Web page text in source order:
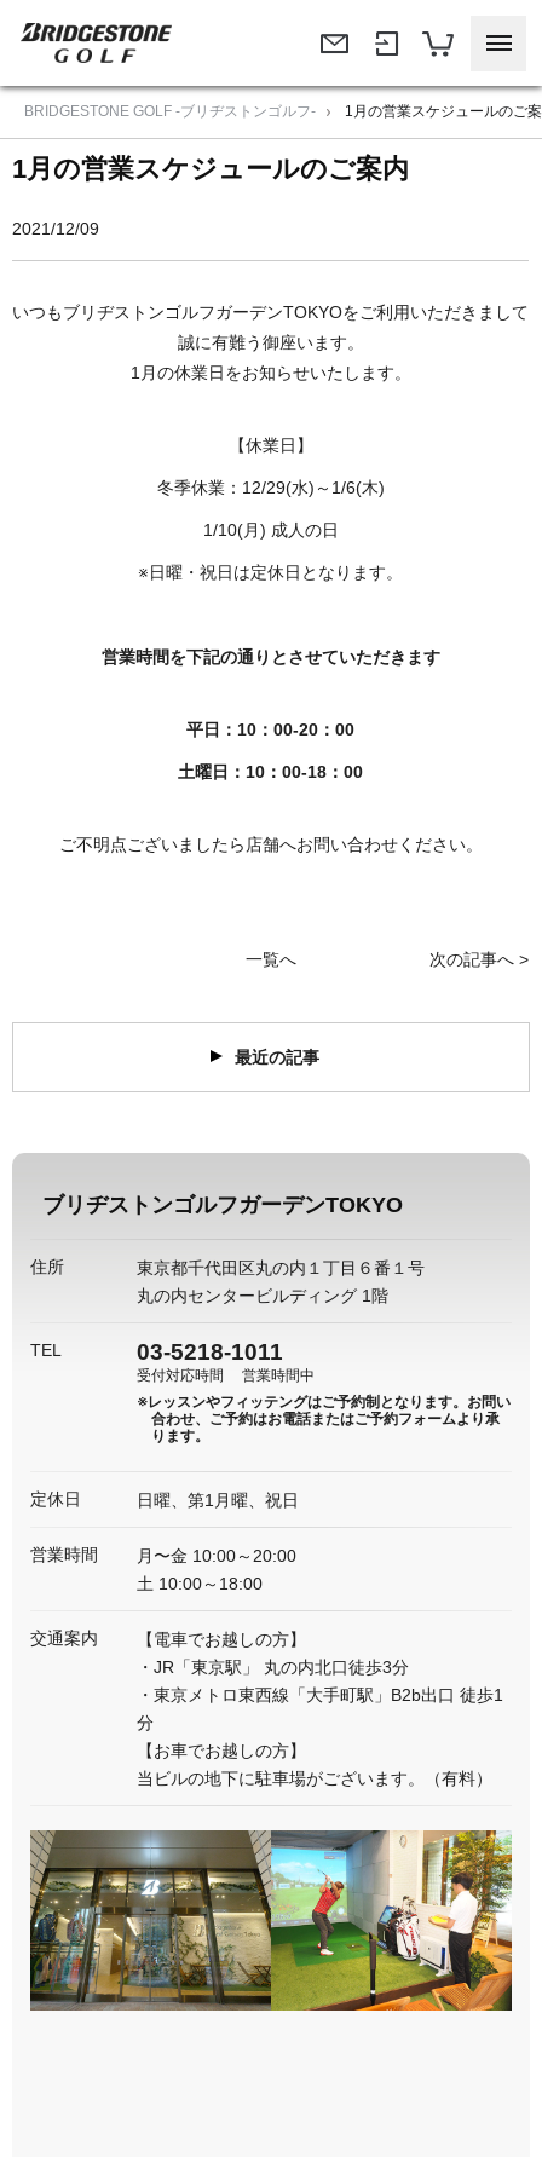
BRIDGESTONE GOLF -ブリヂストンゴルフ- 1月の営業スケジュールのご
1月の営業スケジュールのご案内
2021/12/09
いつもブリヂストンゴルフガーデンTOKYOをご利用いただきまして
誠に有難う御座います。
1月の休業日をお知らせいたします。
【休業日】
冬季休業：12/29(水)～1/6(木)
1/10(月) 成人の日
※日曜・祝日は定休日となります。
営業時間を下記の通りとさせていただきます
平日：10：00-20：00
土曜日：10：00-18：00
ご不明点ございましたら店舗へお問い合わせください。
一覧へ 次の記事へ >
最近の記事
ブリヂストンゴルフガーデンTOKYO
住所
東京都千代田区丸の内１丁目６番１号
丸の内センタービルディング 1階
TEL 03-5218-1011
受付対応時間
営業時間中
※レッスンやフィッテングはご予約制となります。 お問い
合わせ、ご予約はお電話またはご予約フォームより承
ります。
定休日 日曜、第1月曜、祝日
営業時間
月〜金 10:00～20:00
土 10:00～18:00
交通案内
【電車でお越しの方】
・JR「東京駅」 丸の内北口徒歩3分
・東京メトロ東西線「大手町駅」B2b出口 徒歩1
分
【お車でお越しの方】
当ビルの地下に駐車場がございます。（有料）